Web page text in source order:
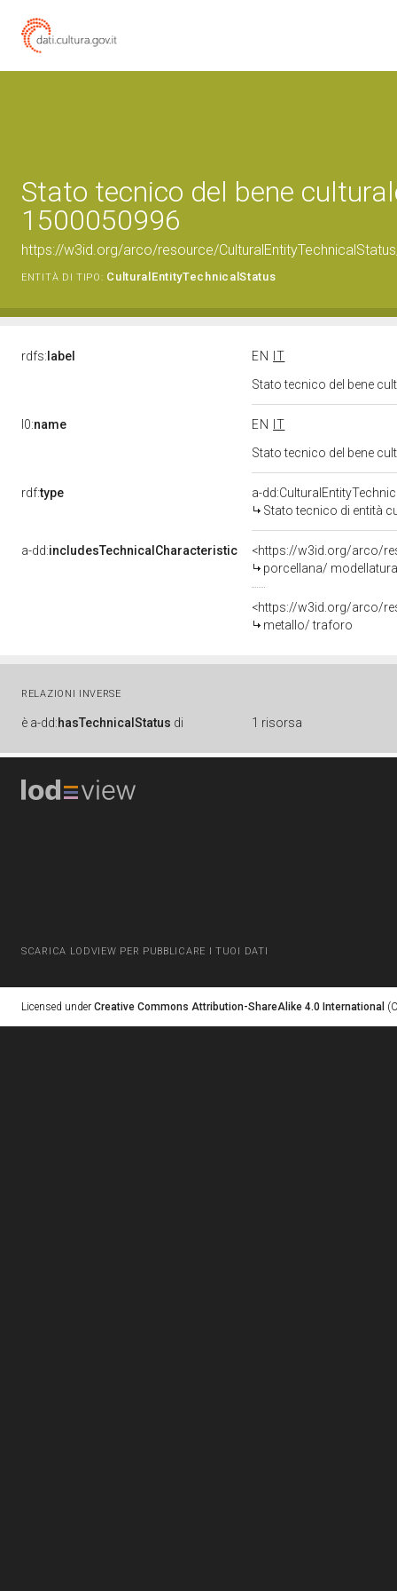
Stato tecnico del bene
1500050996
https://w3id.org/arco/resource/
ENTITÀ DI TIPO: CulturalEntityTechnicalStatus
rdfs: label EN
IT
Stato tecnico del bene
l0:name EN
IT
Stato tecnico del bene
rdf:type
a-
Stato tecnico di entità
a-dd:includesTechnicalCharacteristic
<https://w3id.org/arco/
porcellana/
<https://w3id.org/arco/
metallo/ traforo
RELAZIONI INVERSE
è a-dd:hasTechnicalStatus di 1 risorsa
SCARICA LODVIEW PER PUBBLICARE I TUOI DATI
Licensed under Creative Commons Attribution-ShareAlike 4.0 International